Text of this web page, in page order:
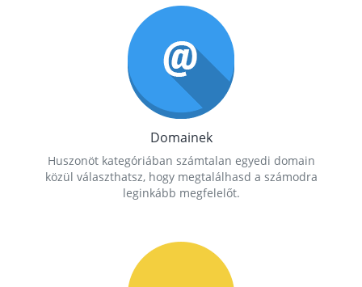
Domainek
Huszonöt kategóriában számtalan egyedi domain
közül választhatsz, hogy megtalálhasd a számodra
leginkább megfelelőt.